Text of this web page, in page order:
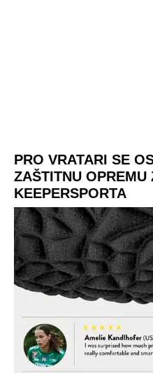
PRO VRATARI SE
ZAŠTITNU OPREMU
KEEPERSPORTA